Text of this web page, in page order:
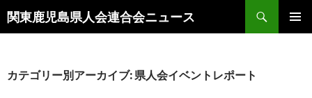
関東鹿児島県人会連合会ニュース
検
索
ン
カテゴリー別アーカイブ: 県人会イベントレポート